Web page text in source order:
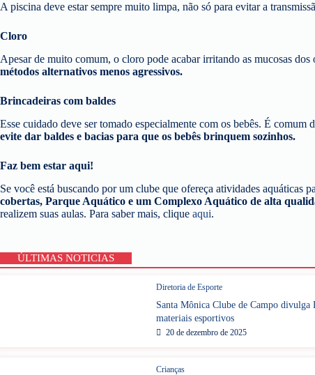
A piscina deve estar sempre muito limpa, não só para evitar a
Cloro
Apesar de muito comum, o cloro pode acabar irritando as mucosas
métodos alternativos menos agressivos.
Brincadeiras com baldes
Esse cuidado deve ser tomado especialmente com os bebês. É
evite dar baldes e bacias para que os bebês brinquem sozinhos.
Faz bem estar aqui!
Se você está buscando por um clube que ofereça atividades aquáticas
cobertas, Parque Aquático e um Complexo Aquático de alta
realizem suas aulas. Para saber mais, clique aqui.
ÚLTIMAS NOTICIAS
Diretoria de Esporte
Santa Mônica Clube de Campo divulga
materiais esportivos
20 de dezembro de 2025
Crianças